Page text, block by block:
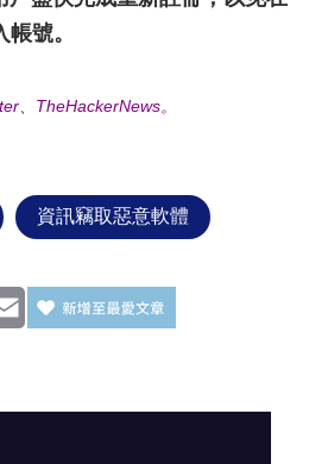
號。
、TheHackerNews。
資訊竊取惡意軟體
Email